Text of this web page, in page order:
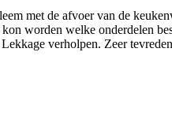
met de afvoer van de
worden welke onderdelen
verholpen. Zeer